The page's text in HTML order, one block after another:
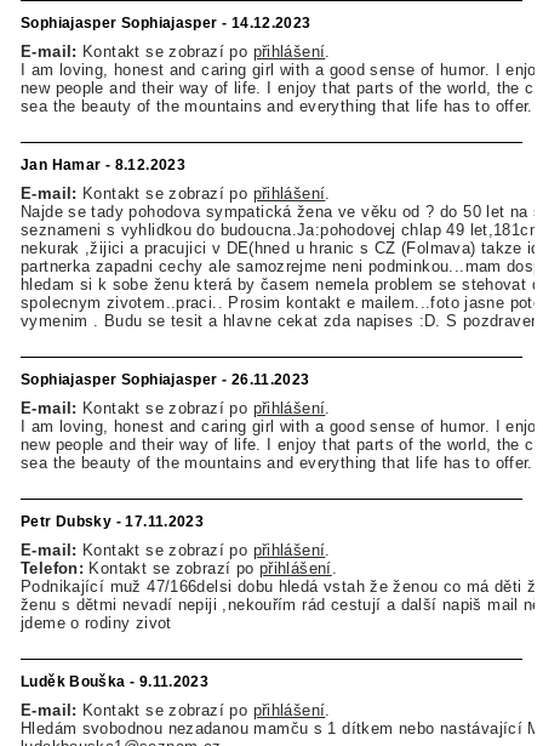
Sophiajasper Sophiajasper - 14.12.2023
E-mail: Kontakt se zobrazí po přihlášení
I am loving, honest and caring girl with a good sense of humor. I
new people and their way of life. I enjoy that parts of the world, the
sea the beauty of the mountains and everything that life has to offer.
Jan Hamar - 8.12.2023
E-mail: Kontakt se zobrazí po přihlášení
Najde se tady pohodova sympatická žena ve věku od ? do 50 let na
seznameni s vyhlidkou do budoucna.Ja:pohodovej chlap 49
nekurak ,žijici a pracujici v DE(hned u hranic s CZ (Folmava) takze
partnerka zapadni cechy ale samozrejme neni podminkou...mam
hledam si k sobe ženu která by časem nemela problem se stehovat
spolecnym zivotem..praci.. Prosim kontakt e mailem...foto jasne
vymenim . Budu se tesit a hlavne cekat zda napises :D. S
Sophiajasper Sophiajasper - 26.11.2023
E-mail: Kontakt se zobrazí po přihlášení
I am loving, honest and caring girl with a good sense of humor. I
new people and their way of life. I enjoy that parts of the world, the
sea the beauty of the mountains and everything that life has to offer.
Petr Dubsky - 17.11.2023
E-mail: Kontakt se zobrazí po přihlášení
Telefon: Kontakt se zobrazí po přihlášení
Podnikající muž 47/166delsi dobu hledá vstah že ženou co má děti
ženu s dětmi nevadí nepiji ,nekouřím rád cestují a další napiš mail
jdeme o rodiny zivot
Luděk Bouška - 9.11.2023
E-mail: Kontakt se zobrazí po přihlášení
Hledám svobodnou nezadanou mamču s 1 dítkem nebo nastávající